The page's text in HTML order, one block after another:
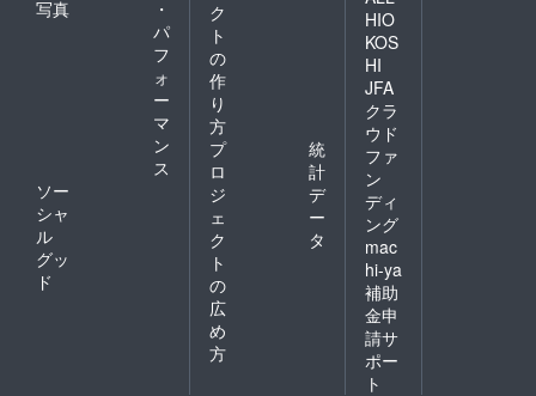
写真
・
パ
フ
ォ
ー
マ
ン
ス
ソー
シャ
ル
グッ
ド
ク
ト
の
作
り
方
プ
ロ
ジ
ェ
ク
ト
の
広
め
方
統
計
デ
ー
タ
HIO
KOS
HI
JFA
クラ
ウド
ファ
ン
ディ
ング
mac
hi-ya
補助
金申
請サ
ポー
ト